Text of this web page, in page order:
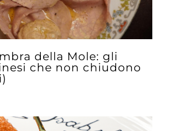
della Mole: gli
che non chiudono